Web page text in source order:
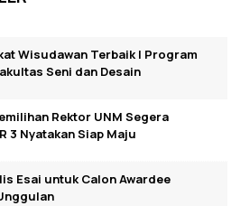
Wisudawan Terbaik I Program
Seni dan Desain
Rektor UNM Segera
3 Nyatakan Siap Maju
Esai untuk Calon Awardee